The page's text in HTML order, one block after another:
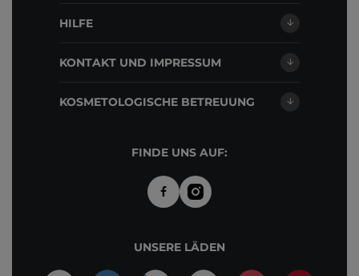
HILFE
KONTAKT UND IMPRESSUM
KOSMETOLOGISCHE BETREUUNG
FINDE UNS AUF:
UNSERE LÄDEN